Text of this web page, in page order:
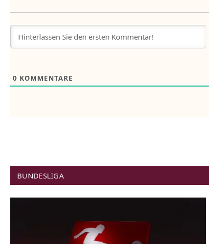
0 KOMMENTARE
BUNDESLIGA